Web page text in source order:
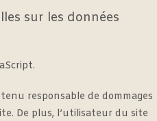
sur les données
responsable de dommages
De plus, l’utilisateur du site